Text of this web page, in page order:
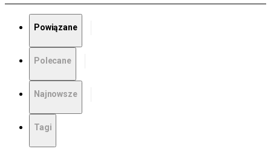
Powiązane
Polecane
Najnowsze
Tagi